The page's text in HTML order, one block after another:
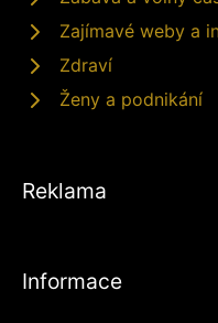
Zajímavé weby a
Zdraví
Ženy a podnikání
Reklama
Informace